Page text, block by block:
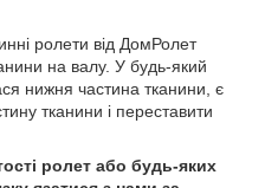
ролети від ДомРолет
на валу. У будь-який
нижня частина тканини, є
тканини і переставити
ролет або будь-яких